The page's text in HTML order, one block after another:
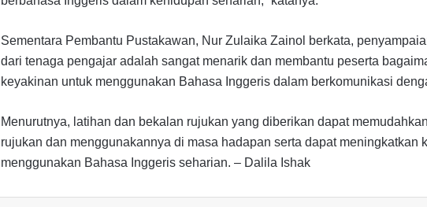
Sementara Pembantu Pustakawan, Nur Zulaika Zainol berkata,
dari tenaga pengajar adalah sangat menarik dan membantu peserta
keyakinan untuk menggunakan Bahasa Inggeris dalam berkomunikasi
Menurutnya, latihan dan bekalan rujukan yang diberikan dapat
rujukan dan menggunakannya di masa hadapan serta dapat meningkatkan
menggunakan Bahasa Inggeris seharian. – Dalila Ishak